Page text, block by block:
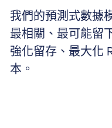
我們的預測式數據
最相關、最可能留
強化留存、最大化
本。